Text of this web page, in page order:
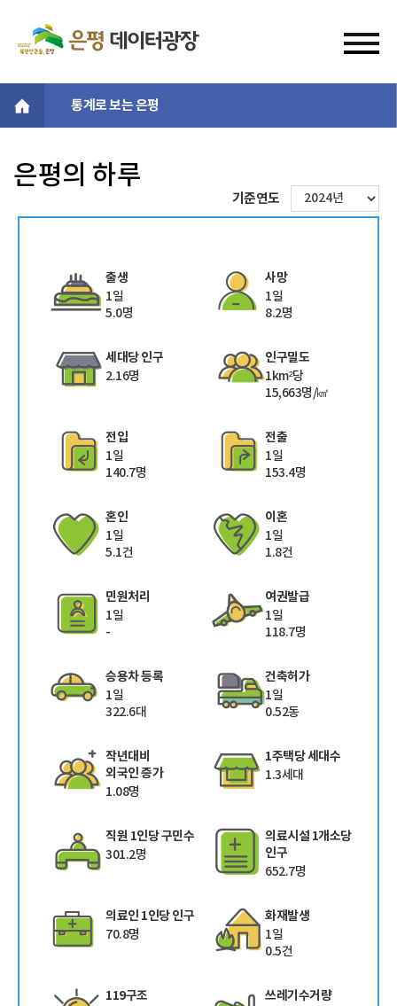
통계로 보는 은평
은평의 하루
기준연도
출생
1일
5.0명
사망
1일
8.2명
세대당 인구
2.16명
인구밀도
1km²당
15,663명/㎢
전입
1일
140.7명
전출
1일
153.4명
혼인
1일
5.1건
이혼
1일
1.8건
민원처리
1일
-
여권발급
1일
118.7명
승용차 등록
1일
322.6대
건축허가
1일
0.52동
작년대비
외국인 증가
1.08명
1주택당 세대수
1.3세대
직원 1인당 구민수
301.2명
의료시설 1개소당
인구
652.7명
의료인 1인당 인구
70.8명
화재발생
1일
0.5건
119구조
쓰레기수거량